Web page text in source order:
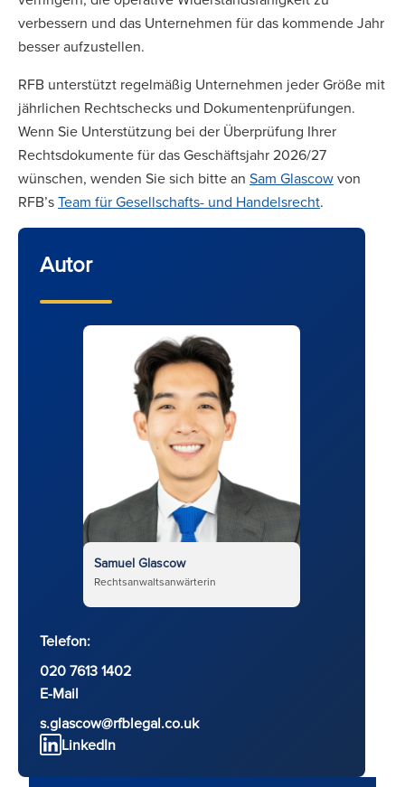
verbessern und das Unternehmen für das kommende Jahr
besser aufzustellen.
RFB unterstützt regelmäßig Unternehmen jeder Größe mit
jährlichen Rechtschecks und Dokumentenprüfungen.
Wenn Sie Unterstützung bei der Überprüfung Ihrer
Rechtsdokumente für das Geschäftsjahr 2026/27
wünschen, wenden Sie sich bitte an Sam Glascowvon
RFB’sTeam für Gesellschafts- und Handelsrecht.
Autor
Samuel Glascow
Rechtsanwaltsanwärterin
Telefon:
020 7613 1402
E-Mail
s.glascow@rfblegal.co.uk
LinkedIn